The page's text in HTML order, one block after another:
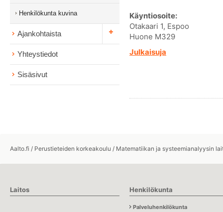
Henkilökunta kuvina
Ajankohtaista
Yhteystiedot
Sisäsivut
Käyntiosoite:
Otakaari 1, Espoo
Huone M329
Julkaisuja
Aalto.fi / Perustieteiden korkeakoulu / Matematiikan ja systeemianalyysin
Laitos Henkilökunta
Palveluhenkilökunta